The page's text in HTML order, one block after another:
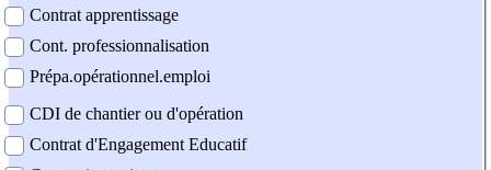
Contrat apprentissage
Cont. professionnalisation
Prépa.opérationnel.emploi
CDI de chantier ou d'opération
Contrat d'Engagement Educatif